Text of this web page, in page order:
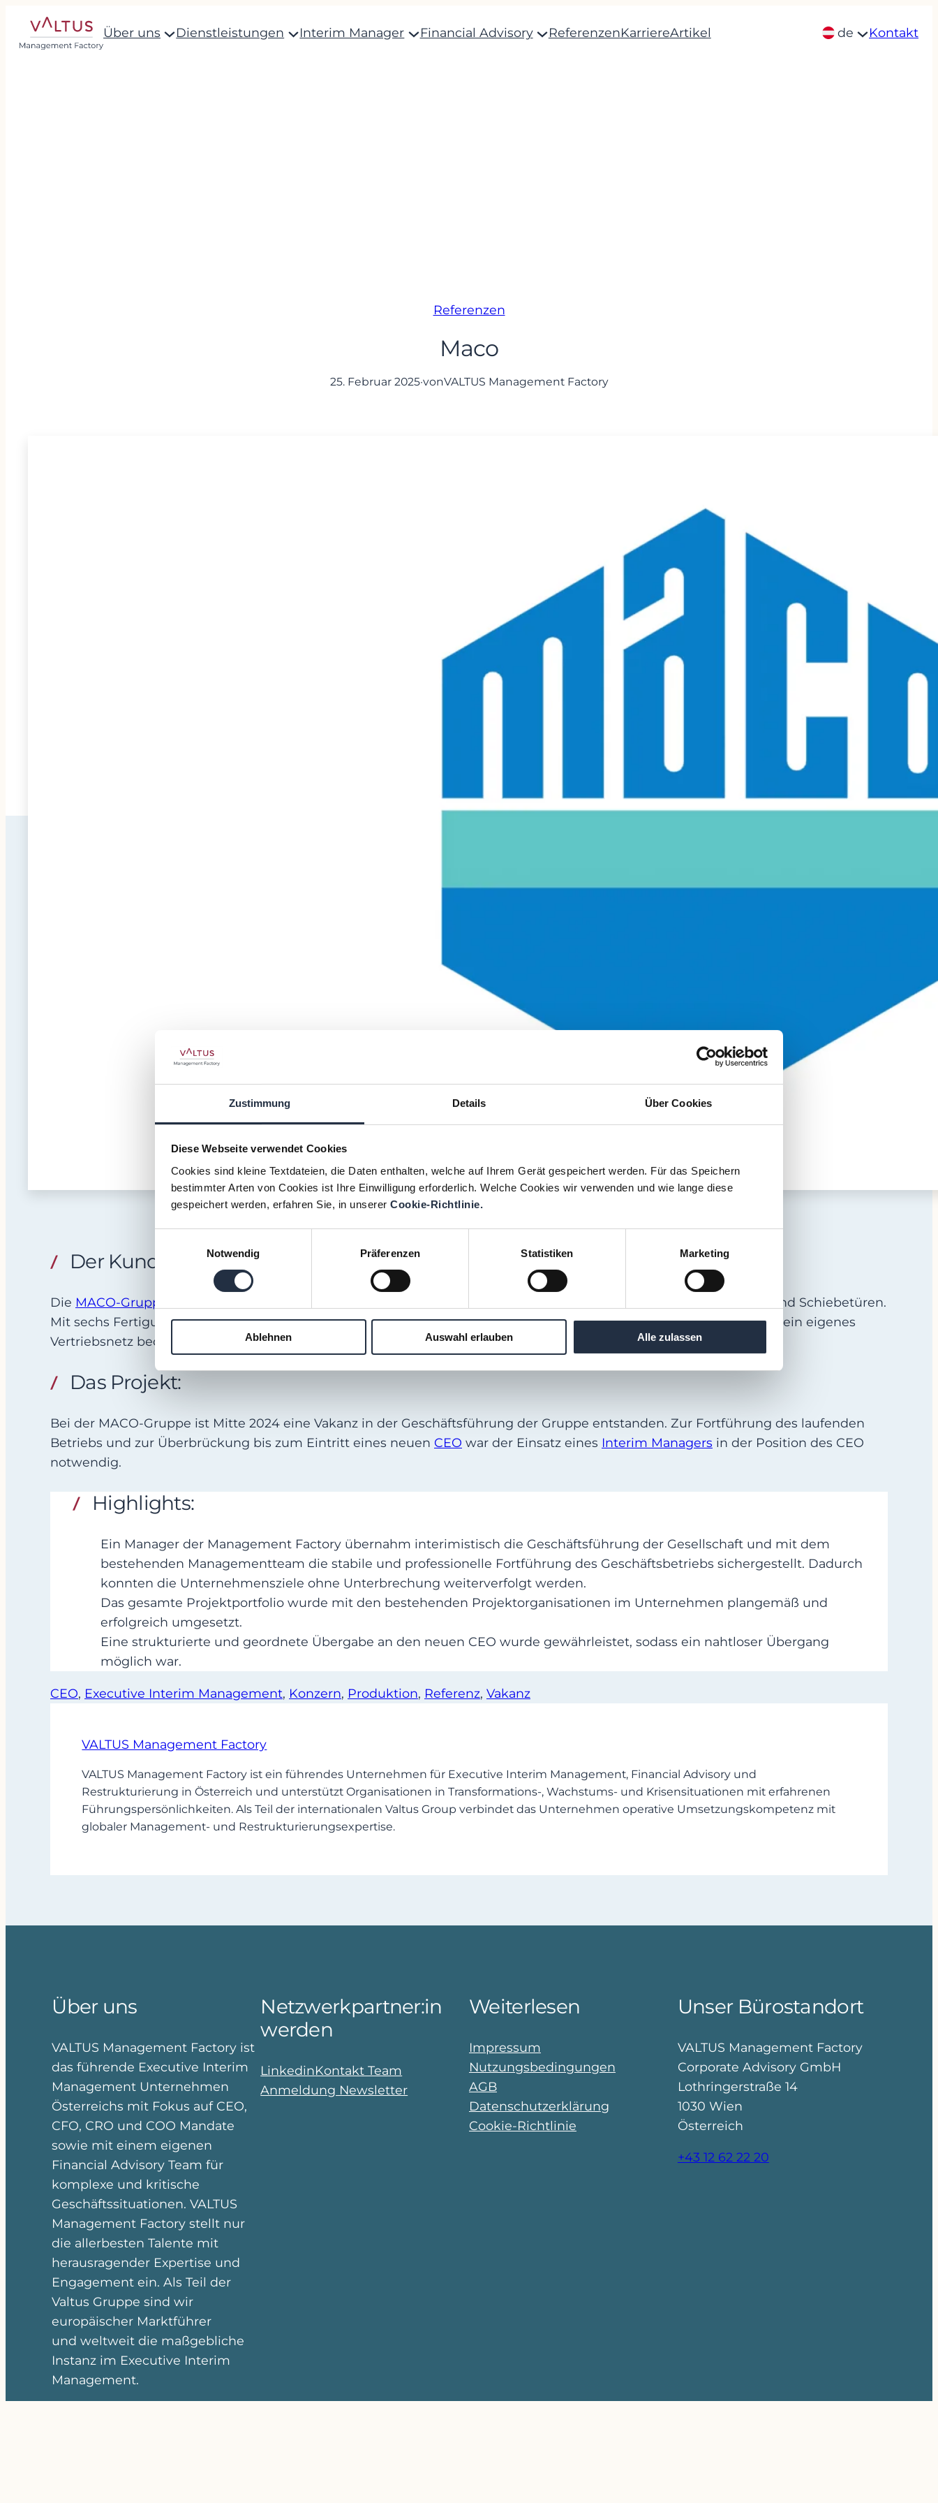
Zustimmung Details Über Cookies
Diese Webseite verwendet Cookies
Cookies sind kleine Textdateien, die Daten enthalten, welche auf Ihrem Gerät gespeichert werden. Für das Speichern
bestimmter Arten von Cookies ist Ihre Einwilligung erforderlich. Welche Cookies wir verwenden und wie lange diese
gespeichert werden, erfahren Sie, in unserer Cookie-Richtlinie.
Notwendig
Präferenzen Statistiken Marketing
Ablehnen Auswahl erlauben Alle zulassen
Über uns Dienstleistungen Interim Manager Financial Advisory ReferenzenKarriereArtikel de Kontakt
Referenzen
Maco
25. Februar 2025·vonVALTUS Management Factory
Der Kunde:
Die MACO-Gruppe
mit Sitz in Salzburg ist ein führender europäischer Hersteller von Beschlägen für Fenster, Türen und Schiebetüren.
Mit sechs Fertigungswerken und einem Eigenfertigungsanteil von über 95 Prozent wird der europäische Markt über ein eigenes
Vertriebsnetz bedient.
Das Projekt:
Bei der MACO-Gruppe ist Mitte 2024 eine Vakanz in der Geschäftsführung der Gruppe entstanden. Zur Fortführung des laufenden
Betriebs und zur Überbrückung bis zum Eintritt eines neuen CEO war der Einsatz eines Interim Managers in der Position des CEO
notwendig.
Highlights:
Ein Manager der Management Factory übernahm interimistisch die Geschäftsführung der Gesellschaft und mit dem
bestehenden Managementteam die stabile und professionelle Fortführung des Geschäftsbetriebs sichergestellt. Dadurch
konnten die Unternehmensziele ohne Unterbrechung weiterverfolgt werden.
Das gesamte Projektportfolio wurde mit den bestehenden Projektorganisationen im Unternehmen plangemäß und
erfolgreich umgesetzt.
Eine strukturierte und geordnete Übergabe an den neuen CEO wurde gewährleistet, sodass ein nahtloser Übergang
möglich war.
CEO, Executive Interim Management, Konzern, Produktion, Referenz, Vakanz
VALTUS Management Factory
VALTUS Management Factory ist ein führendes Unternehmen für Executive Interim Management, Financial Advisory und
Restrukturierung in Österreich und unterstützt Organisationen in Transformations-, Wachstums- und Krisensituationen mit erfahrenen
Führungspersönlichkeiten. Als Teil der internationalen Valtus Group verbindet das Unternehmen operative Umsetzungskompetenz mit
globaler Management- und Restrukturierungsexpertise.
Über uns
VALTUS Management Factory ist
das führende Executive Interim
Management Unternehmen
Österreichs mit Fokus auf CEO,
CFO, CRO und COO Mandate
sowie mit einem eigenen
Financial Advisory Team für
komplexe und kritische
Geschäftssituationen. VALTUS
Management Factory stellt nur
die allerbesten Talente mit
herausragender Expertise und
Engagement ein. Als Teil der
Valtus Gruppe sind wir
europäischer Marktführer
und weltweit die maßgebliche
Instanz im Executive Interim
Management.
Netzwerkpartner:in
werden
LinkedinKontakt Team
Anmeldung Newsletter
Weiterlesen
Impressum
Nutzungsbedingungen
AGB
Datenschutzerklärung
Cookie-Richtlinie
Unser Bürostandort
VALTUS Management Factory
Corporate Advisory GmbH
Lothringerstraße 14
1030 Wien
Österreich
+43 12 62 22 20